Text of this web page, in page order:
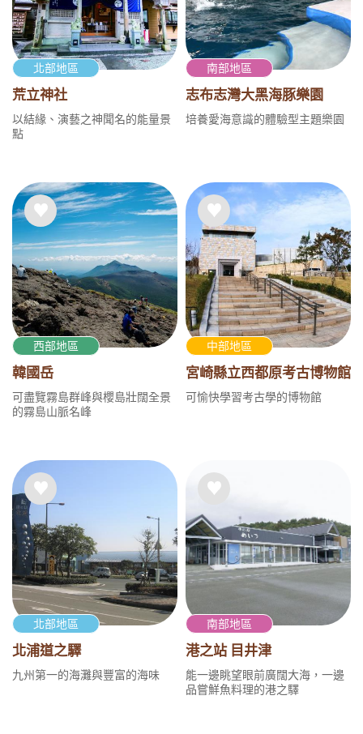
北部地區
荒立神社
以結緣、演藝之神聞名的能量景
點
南部地區
志布志灣大黑海豚樂園
培養愛海意識的體驗型主題樂園
西部地區
韓國岳
可盡覽霧島群峰與櫻島壯闊全景
的霧島山脈名峰
中部地區
宮崎縣立西都原考古博物館
可愉快學習考古學的博物館
北部地區
北浦道之驛
九州第一的海灘與豐富的海味
南部地區
港之站 目井津
能一邊眺望眼前廣闊大海，一邊
品嘗鮮魚料理的港之驛